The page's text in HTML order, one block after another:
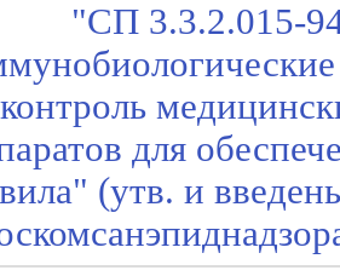
"СП 3.3.2.015-
контроль
для
(утв. и